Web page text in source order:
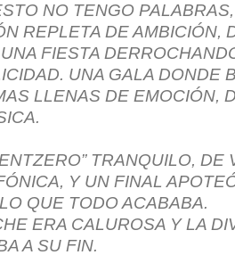
NO TENGO
REPLETA DE AMBICIÓN,
FIESTA
UNA GALA DONDE
LLENAS DE EMOCIÓN,
TRANQUILO, DE
Y UN FINAL
QUE TODO ACABABA.
ERA CALUROSA Y LA
A SU FIN.